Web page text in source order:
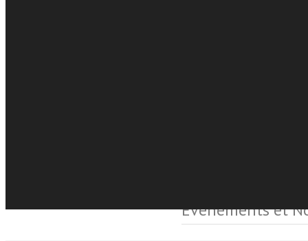
Événements et